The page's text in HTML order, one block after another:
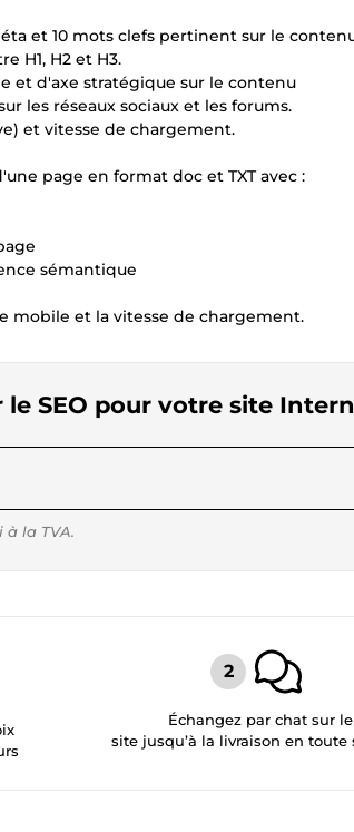
et 10 mots clefs pertinent sur le
H1, H2 et H3.
et d'axe stratégique sur le contenu
les réseaux sociaux et les forums.
et vitesse de chargement.
page en format doc et TXT avec :
sémantique
mobile et la vitesse de chargement.
le SEO pour votre site
$US
à la TVA.
Échangez par chat sur le
site jusqu’à la livraison en toute